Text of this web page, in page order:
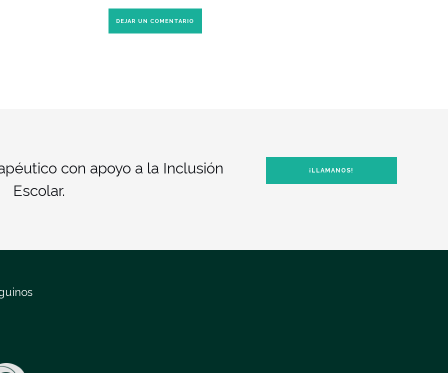
con apoyo a la Inclusión
Escolar.
¡LLAMANOS!